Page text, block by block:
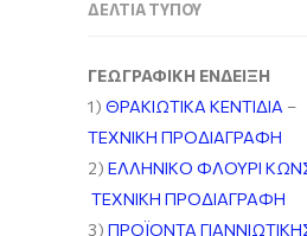
ΔΕΛΤΊΑ ΤΎΠΟΥ
ΓΕΩΓΡΑΦΙΚΗ ΕΝΔΕΙΞΗ
1) ΘΡΑΚΙΩΤΙΚΑ ΚΕΝΤΙΔΙΑ –
ΤΕΧΝΙΚΗ ΠΡΟΔΙΑΓΡΑΦΗ
2) ΕΛΛΗΝΙΚΟ ΦΛΟΥΡΙ
ΤΕΧΝΙΚΗ ΠΡΟΔΙΑΓΡΑΦΗ
3) ΠΡΟΪΟΝΤΑ